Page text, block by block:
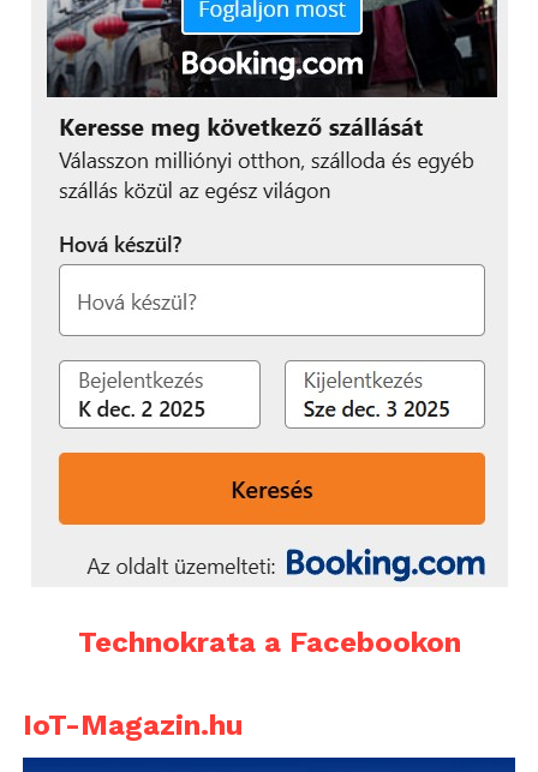
Technokrata a Facebookon
IoT-Magazin.hu